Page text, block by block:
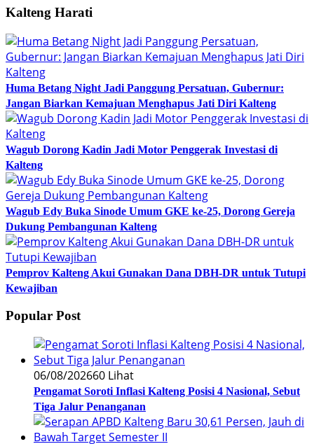
Kalteng Harati
Huma Betang Night Jadi Panggung Persatuan, Gubernur:
Jangan Biarkan Kemajuan Menghapus Jati Diri Kalteng
Wagub Dorong Kadin Jadi Motor Penggerak Investasi di
Kalteng
Wagub Edy Buka Sinode Umum GKE ke-25, Dorong Gereja
Dukung Pembangunan Kalteng
Pemprov Kalteng Akui Gunakan Dana DBH-DR untuk Tutupi
Kewajiban
Popular Post
06/08/202660 Lihat
Pengamat Soroti Inflasi Kalteng Posisi 4 Nasional, Sebut
Tiga Jalur Penanganan